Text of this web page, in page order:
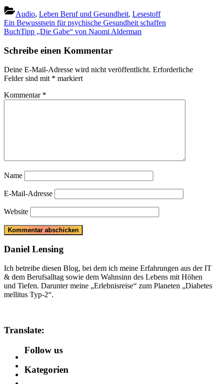
Audio, Leben Beruf und Gesundheit, Lesestoff
Beitragsnavigation
Previous
Post:
Ein Bewusstsein für psychische Gesundheit schaffen
Next
BuchTipp „Die Gabe“ von Naomi Alderman
Schreibe einen Kommentar
Deine E-Mail-Adresse wird nicht veröffentlicht. Erforderliche
Felder sind mit * markiert
Kommentar *
Name
E-Mail-Adresse
Website
Daniel Lensing
Ich betreibe diesen Blog, bei dem ich meine Erfahrungen aus der IT
& dem Berufsalltag sowie dem Wahnsinn des Lebens mit Höhen
und Tiefen. Darunter meine „Erlebnisreise“ zum Planeten „Diabetes
mellitus Typ-2“.
Translate:
Follow us
Kategorien